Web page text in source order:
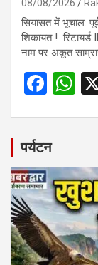
08/08/2026
सियासत में भूचाल:
शिकायत !
नाम पर अकूत
F
b
o
o
k
W
A
p
p
पर्यटन